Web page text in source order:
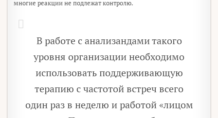
многие реакции не подлежат контролю.
В работе с анализандами такого
уровня организации необходимо
использовать поддерживающую
терапию с частотой встреч всего
один раз в неделю и работой «лицом